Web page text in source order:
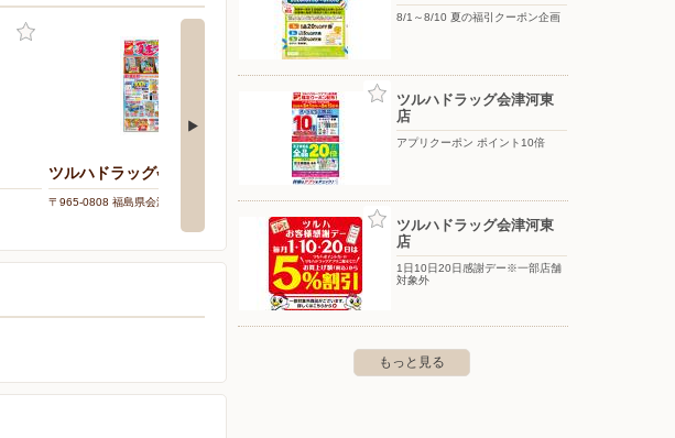
ツルハドラッグ会津南町店
〒965-0808 福島県会津若松市南町６５番１
ツルハドラッグ会津門田店
〒965-0824 福島県会津若松市北青木２番６１号
8/1～8/10 夏の福引クーポン企画
ツルハドラッグ会津河東
店
アプリクーポン ポイント10倍
ツルハドラッグ会津河東
店
1日10日20日感謝デー※一部店舗
対象外
もっと見る